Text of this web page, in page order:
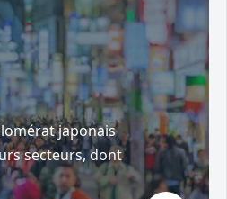
japonais
secteurs, dont